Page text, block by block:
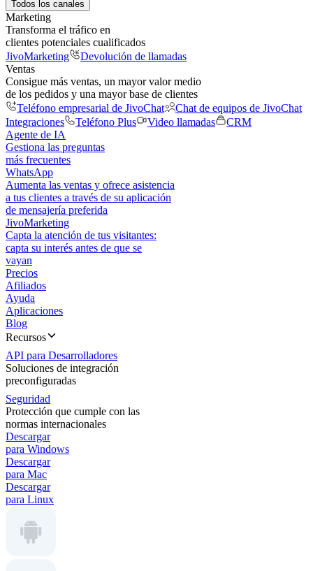
Todos los canales
Marketing
Transforma el tráfico en
clientes potenciales cualificados
JivoMarketing
Devolución de llamadas
Ventas
Consigue más ventas, un mayor valor medio
de los pedidos y una mayor base de clientes
Teléfono empresarial de JivoChat
Chat de equipos de JivoChat
Integraciones
Teléfono Plus Video llamadas
CRM
Agente de IA
Gestiona las preguntas
más frecuentes
WhatsApp
Aumenta las ventas y ofrece asistencia
a tus clientes a través de su aplicación
de mensajería preferida
JivoMarketing
Capta la atención de tus visitantes:
capta su interés antes de que se
vayan
Precios
Afiliados
Ayuda
Aplicaciones
Blog
Recursos
API para Desarrolladores
Soluciones de integración
preconfiguradas
Seguridad
Protección que cumple con las
normas internacionales
Descargar
para Windows
Descargar
para Mac
Descargar
para Linux